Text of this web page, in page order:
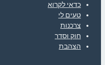
כדאי לקרוא
טעים לי
צרכנות
חוק וסדר
הצהבת